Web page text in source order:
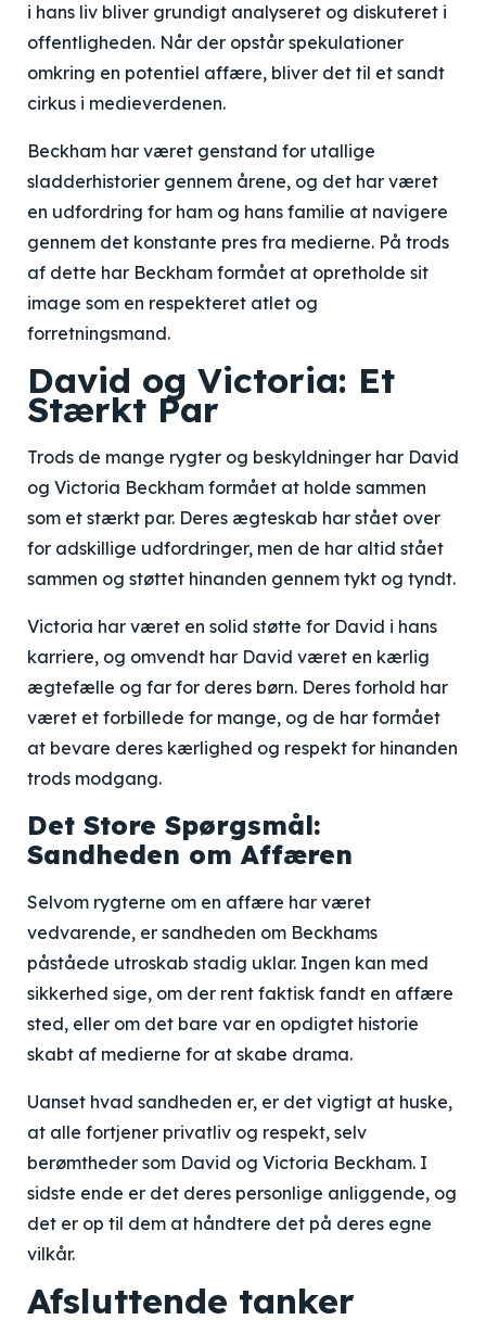
i hans liv bliver grundigt analyseret og diskuteret i
offentligheden. Når der opstår spekulationer
omkring en potentiel affære, bliver det til et sandt
cirkus i medieverdenen.
Beckham har været genstand for utallige
sladderhistorier gennem årene, og det har været
en udfordring for ham og hans familie at navigere
gennem det konstante pres fra medierne. På trods
af dette har Beckham formået at opretholde sit
image som en respekteret atlet og
forretningsmand.
David og Victoria: Et
Stærkt Par
Trods de mange rygter og beskyldninger har David
og Victoria Beckham formået at holde sammen
som et stærkt par. Deres ægteskab har stået over
for adskillige udfordringer, men de har altid stået
sammen og støttet hinanden gennem tykt og tyndt.
Victoria har været en solid støtte for David i hans
karriere, og omvendt har David været en kærlig
ægtefælle og far for deres børn. Deres forhold har
været et forbillede for mange, og de har formået
at bevare deres kærlighed og respekt for hinanden
trods modgang.
Det Store Spørgsmål:
Sandheden om Affæren
Selvom rygterne om en affære har været
vedvarende, er sandheden om Beckhams
påståede utroskab stadig uklar. Ingen kan med
sikkerhed sige, om der rent faktisk fandt en affære
sted, eller om det bare var en opdigtet historie
skabt af medierne for at skabe drama.
Uanset hvad sandheden er, er det vigtigt at huske,
at alle fortjener privatliv og respekt, selv
berømtheder som David og Victoria Beckham. I
sidste ende er det deres personlige anliggende, og
det er op til dem at håndtere det på deres egne
vilkår.
Afsluttende tanker